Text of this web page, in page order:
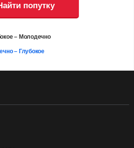
попутку
– Молодечно
– Глубокое